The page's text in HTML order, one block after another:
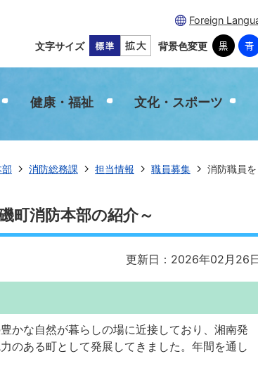
Foreign
文字サイズ 背景色変更
健康・福祉 文化・スポーツ
部 消防総務課 担当情報 職員募集 消防職員
町消防本部の紹介～
更新日：2026年02月26
かな自然が暮らしの場に近接しており、湘南発
のある町として発展してきました。年間を通し